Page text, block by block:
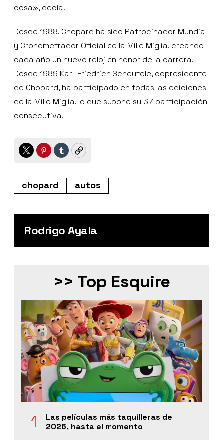
cosa», decía.
Desde 1988, Chopard ha sido Patrocinador Mundial
y Cronometrador Oficial de la Mille Miglia, creando
cada año un nuevo reloj en honor de la carrera.
Desde 1989 Karl-Friedrich Scheufele, copresidente
de Chopard, ha participado en todas las ediciones
de la Mille Miglia, lo que supone su 37 participación
consecutiva.
TwitterPinterest
TumblrCopy
chopard autos
Rodrigo Ayala
>> Top Esquire
Las películas más taquilleras de
2026, hasta el momento